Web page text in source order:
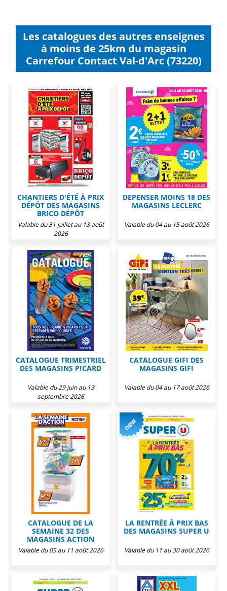
Les catalogues des autres enseignes
à moins de 25km du magasin
Carrefour Contact Val-d'Arc (73220)
CHANTIERS D'ÉTÉ À PRIX
DÉPÔT DES MAGASINS
BRICO DÉPÔT
Valable du 31 juillet au 13 août
2026
DEPENSER MOINS 18 DES
MAGASINS LECLERC
Valable du 04 au 15 août 2026
CATALOGUE TRIMESTRIEL
DES MAGASINS PICARD
Valable du 29 juin au 13
septembre 2026
CATALOGUE GIFI DES
MAGASINS GIFI
Valable du 04 au 17 août 2026
CATALOGUE DE LA
SEMAINE 32 DES
MAGASINS ACTION
Valable du 05 au 11 août 2026
LA RENTRÉE À PRIX BAS
DES MAGASINS SUPER U
Valable du 11 au 30 août 2026